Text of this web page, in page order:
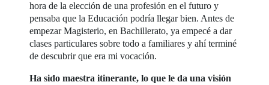
hora de la elección de una profesión en el futuro y
pensaba que la Educación podría llegar bien. Antes de
empezar Magisterio, en Bachillerato, ya empecé a dar
clases particulares sobre todo a familiares y ahí terminé
de descubrir que era mi vocación.
Ha sido maestra itinerante, lo que le da una visión